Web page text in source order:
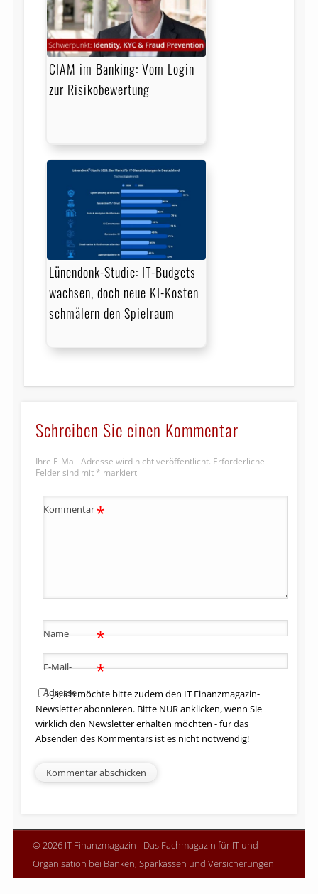
CIAM im Banking: Vom Login
zur Risikobewertung
Lünendonk-Studie: IT-Budgets
wachsen, doch neue KI-Kosten
schmälern den Spielraum
Schreiben Sie einen Kommentar
Ihre E-Mail-Adresse wird nicht veröffentlicht. Erforderliche
Felder sind mit * markiert
Kommentar*
Name *
E-Mail-
Adresse
*
Ja, ich möchte bitte zudem den IT Finanzmagazin-
Newsletter abonnieren. Bitte NUR anklicken, wenn Sie
wirklich den Newsletter erhalten möchten - für das
Absenden des Kommentars ist es nicht notwendig!
© 2026 IT Finanzmagazin - Das Fachmagazin für IT und
Organisation bei Banken, Sparkassen und Versicherungen